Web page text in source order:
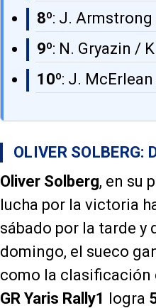
8º: J. Armstrong
9º: N. Gryazin /
10º: J.
OLIVER SOLBERG:
Oliver Solberg, en su
lucha por la victoria
sábado por la tarde y
domingo, el sueco
como la clasificación
GR Yaris Rally1 logra